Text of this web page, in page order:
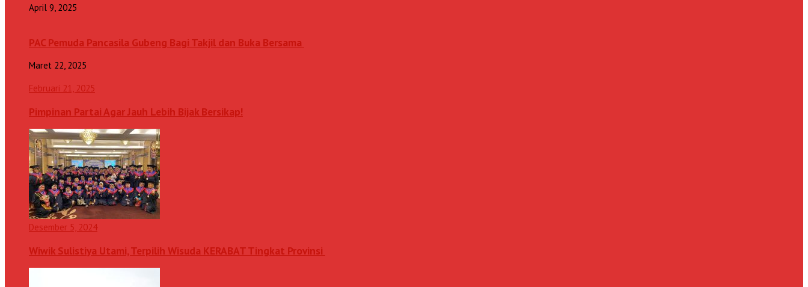
April 9, 2025
PAC Pemuda Pancasila Gubeng Bagi Takjil dan Buka Bersama
Maret 22, 2025
Februari 21, 2025
Pimpinan Partai Agar Jauh Lebih Bijak Bersikap!
Desember 5, 2024
Wiwik Sulistiya Utami, Terpilih Wisuda KERABAT Tingkat Provinsi